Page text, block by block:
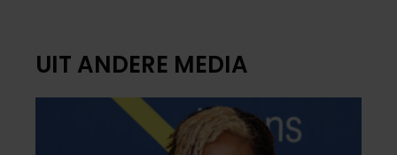
UIT ANDERE MEDIA